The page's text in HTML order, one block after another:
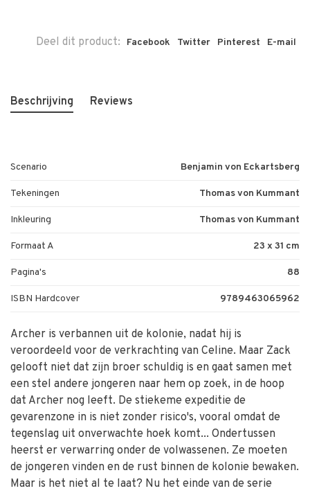
Deel dit product: Facebook Twitter Pinterest E-mail
Beschrijving Reviews
Scenario Benjamin von Eckartsberg
Tekeningen Thomas von Kummant
Inkleuring Thomas von Kummant
Formaat A 23 x 31 cm
Pagina's 88
ISBN Hardcover 9789463065962
Archer is verbannen uit de kolonie, nadat hij is
veroordeeld voor de verkrachting van Celine. Maar Zack
gelooft niet dat zijn broer schuldig is en gaat samen met
een stel andere jongeren naar hem op zoek, in de hoop
dat Archer nog leeft. De stiekeme expeditie de
gevarenzone in is niet zonder risico's, vooral omdat de
tegenslag uit onverwachte hoek komt... Ondertussen
heerst er verwarring onder de volwassenen. Ze moeten
de jongeren vinden en de rust binnen de kolonie bewaken.
Maar is het niet al te laat? Nu het einde van de serie